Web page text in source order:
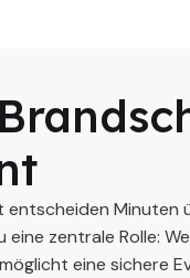
Minuten
eine zentrale Rolle:
eine sichere